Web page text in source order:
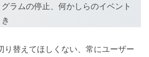
グラムの停止、何かしらのイベント
り替えてほしくない、常にユーザー